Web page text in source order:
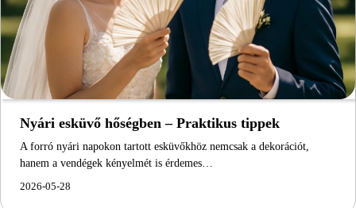
Nyári esküvő hőségben – Praktikus tippek
A forró nyári napokon tartott esküvőkhöz nemcsak a dekorációt,
hanem a vendégek kényelmét is érdemes…
2026-05-28